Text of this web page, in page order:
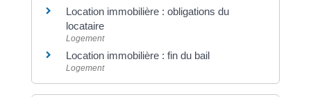
Location immobilière : obligations du
locataire
Logement
Location immobilière : fin du bail
Logement